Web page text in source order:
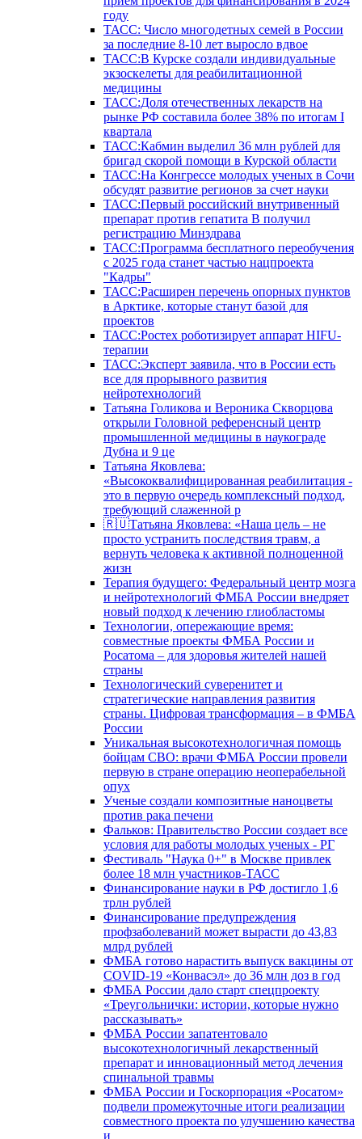
году
ТАСС: Число многодетных семей в России
за последние 8-10 лет выросло вдвое
ТАСС:В Курске создали индивидуальные
экзоскелеты для реабилитационной
медицины
ТАСС:Доля отечественных лекарств на
рынке РФ составила более 38% по итогам I
квартала
ТАСС:Кабмин выделил 36 млн рублей для
бригад скорой помощи в Курской области
ТАСС:На Конгрессе молодых ученых в Сочи
обсудят развитие регионов за счет науки
ТАСС:Первый российский внутривенный
препарат против гепатита В получил
регистрацию Минздрава
ТАСС:Программа бесплатного переобучения
с 2025 года станет частью нацпроекта
"Кадры"
ТАСС:Расширен перечень опорных пунктов
в Арктике, которые станут базой для
проектов
ТАСС:Ростех роботизирует аппарат HIFU-
терапии
ТАСС:Эксперт заявила, что в России есть
все для прорывного развития
нейротехнологий
Татьяна Голикова и Вероника Скворцова
открыли Головной референсный центр
промышленной медицины в наукограде
Дубна и 9 це
Татьяна Яковлева:
«Высококвалифицированная реабилитация -
это в первую очередь комплексный подход,
требующий слаженной р
🇷🇺Татьяна Яковлева: «Наша цель – не
просто устранить последствия травм, а
вернуть человека к активной полноценной
жизн
Терапия будущего: Федеральный центр мозга
и нейротехнологий ФМБА России внедряет
новый подход к лечению глиобластомы
Технологии, опережающие время:
совместные проекты ФМБА России и
Росатома – для здоровья жителей нашей
страны
Технологический суверенитет и
стратегические направления развития
страны. Цифровая трансформация – в ФМБА
России
Уникальная высокотехнологичная помощь
бойцам СВО: врачи ФМБА России провели
первую в стране операцию неоперабельной
опух
Ученые создали композитные наноцветы
против рака печени
Фальков: Правительство России создает все
условия для работы молодых ученых - РГ
Фестиваль "Наука 0+" в Москве привлек
более 18 млн участников-ТАСС
Финансирование науки в РФ достигло 1,6
трлн рублей
Финансирование предупреждения
профзаболеваний может вырасти до 43,83
млрд рублей
ФМБА готово нарастить выпуск вакцины от
COVID-19 «Конвасэл» до 36 млн доз в год
ФМБА России дало старт спецпроекту
«Треугольнички: истории, которые нужно
рассказывать»
ФМБА России запатентовало
высокотехнологичный лекарственный
препарат и инновационный метод лечения
спинальной травмы
ФМБА России и Госкорпорация «Росатом»
подвели промежуточные итоги реализации
совместного проекта по улучшению качества
и